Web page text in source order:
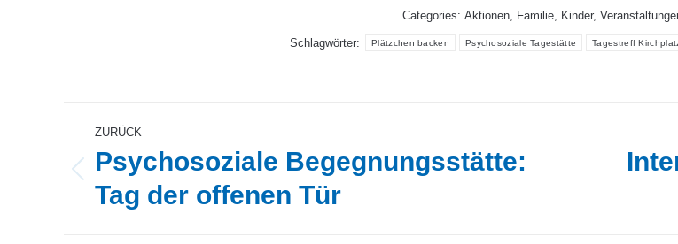
Categories: Aktionen, Familie, Kinder,
Schlagwörter: Plätzchen backen Psychosoziale Tagestätte Tagestreff
Kommentarnavigation
ZURÜCK
Vorheriger
Beitrag:
Psychosoziale Begegnungsstätte:
Tag der offenen Tür